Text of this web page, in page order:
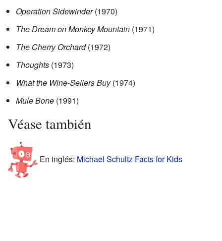
Operation Sidewinder(1970)
The Dream on Monkey Mountain (1971)
The Cherry Orchard(1972)
Thoughts (1973)
What the Wine-Sellers Buy(1974)
Mule Bone (1991)
Véase también
En inglés: Michael Schultz Facts for Kids